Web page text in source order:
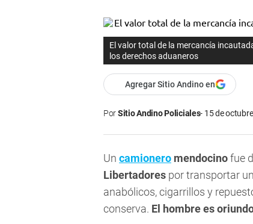
El valor total de la mercancía
los derechos aduaneros
Agregar Sitio Andino en
PorSitio Andino Policiales 15 de
Un camionero mendocinofue
Libertadores por transportar un
anabólicos, cigarrillos y
conserva. El hombre es